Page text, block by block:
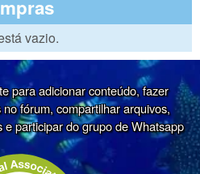
vazio.
para adicionar conteúdo, fazer
fórum, compartilhar arquivos,
e participar do grupo de Whatsapp